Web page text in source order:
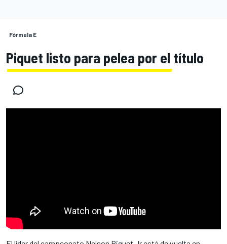
Fórmula E
Piquet listo para pelea por el título